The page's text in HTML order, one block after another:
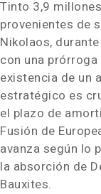
Tinto 3,9
provenientes de
Nikolaos,
con una
existencia de un
estratégico es
el plazo de
Fusión de
avanza según lo
la absorción de
Bauxites.